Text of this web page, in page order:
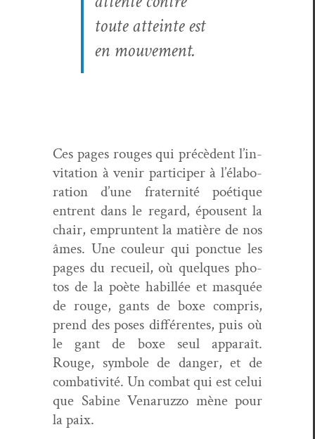
toute atteinte est
en mouvement.
Ces pages rouges qui précè­dent l’in­
vi­ta­tion à venir par­ticiper à l’élab­o­
ra­tion d’une fra­ter­nité poé­tique
entrent dans le regard, épousent la
chair, emprun­tent la matière de nos
âmes. Une couleur qui ponctue les
pages du recueil, où quelques pho­
tos de la poète habil­lée et masquée
de rouge, gants de boxe com­pris,
prend des pos­es dif­férentes, puis où
le gant de boxe seul appa­raît.
Rouge, sym­bole de dan­ger, et de
com­bat­iv­ité. Un com­bat qui est celui
que Sabine Venaruz­zo mène pour
la paix.